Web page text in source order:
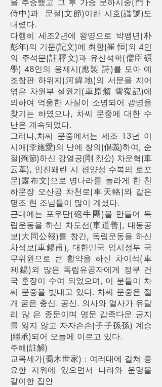
을 추증했고 그 후 가증 문하시중(門下
侍中)과 문절(文節)이란 시호(諡號)도
내렸다.
다행히 세조2년에 왕명으로 박팽년(朴
彭年)의 기문(記文)에 최항(崔 恒)외 4인
의 주석문(註釋文)과 유신석학(儒臣碩
學) 48인의 응제시(應製 詩)를 모아 예
조참판 하위지(河緯地)의 서문을 지어
엮은 차원부 설원기(車原頫 雪寃記)에
의하여 억울한 사실이 소명되어 광명을
찾기는 하였으나, 차씨 문중에 대한 수
난은 계속되었다.
그러나,차씨 문중에서는 세조 13년 이
시애(李施愛)의 난에 창의(倡義)하여, 순
절(殉節)하신 강열공(剛 烈公) 차운혁(車
云革), 임진왜란 시 평양성 수복의 로포
문(露布文)으로 명나라를 놀라게 한 천
하문장 오산공 차천로(車天輅)와 같은
명조 현 조님들이 많이 계셨다.
근대에는 포우단(砲牛團)을 만들어 독
립운동을 하신 차도선(車道善), 대동공
보(大同公報)를 창간, 독립운동을 하신
차석보(車錫甫), 대한민국 임시정부 국
무위원으로 큰 활약을 하신 차이석(車
利錫)외 많은 독립유공자에게 정부 건
국 훈장이 수여 되었으며, 이 분들이 차
씨 문중을 빛내고 있다. 차씨 문중은 절
개 굳은 충신. 공신. 의사와 열사가 유달
리 많 은 종문이며 명문 갑족다운 긍지
를 잃지 않고 자자손손(子子孫孫) 계승
(繼承)되어 오늘에 이르고 있다.
주해(註解)
교목세가(喬木世家) : 여러대에 걸쳐 중
요한 지위에 있으면서 나라와 운명을
같이한 집안